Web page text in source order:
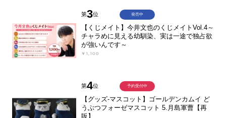
第3位
【くじメイト】今井文也のくじメイトVol.4～
チャラめに見える幼馴染、実は一途で独占欲
が強いんです～
￥1,100
発売中
第4位
【グッズ-マスコット】ゴールデンカムイ ど
うぶつフォーゼマスコット 5.月島軍曹【再
販】
予約受付中